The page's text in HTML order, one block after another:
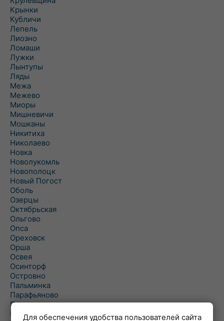
Крынки
Кубличи
Лепель
Лиозно
Ломаши
Лужки
Лынтупы
Ляды
Межа
Межево
Миоры
Мишневичи
Мошканы
Никитиха
Николаево
Новка
Новолукомль
Новополоцк
Новый Погост
Оболь
Озерцы
Октябрьская
Ольгово
Опса
Ореховск
Орша
Освея
Осинторф
Островно
Пальминка
Парафьяново
Плисса
ПовятьеДля обеспечения удобства пользователей сайта